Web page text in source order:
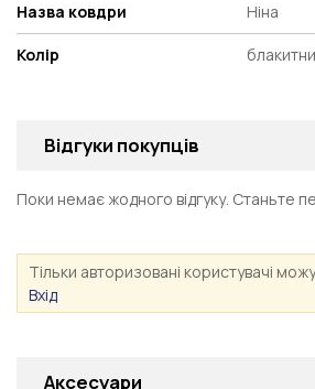
Назва ковдри Ніна
Колір
Відгуки покупців
Поки немає жодного відгуку. Станьте
Тільки авторизовані користувачі
Вхід
Аксесуари